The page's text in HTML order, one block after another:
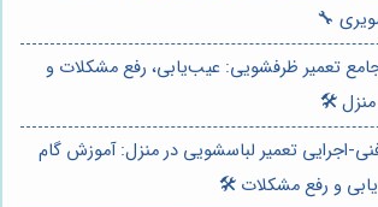
🔧
تعمیر ظرفشویی: عیب‌یابی، رفع مشکلات و
منزل 🛠️
اجرایی تعمیر لباسشویی در منزل: آموزش گام
و رفع مشکلات 🛠️